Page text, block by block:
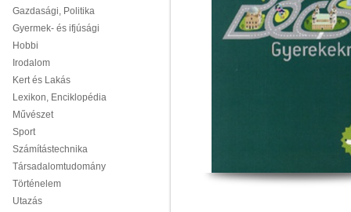
Gazdasági, Politika
Gyermek- és ifjúsági
Hobbi
Irodalom
Kert és Lakás
Lexikon, Enciklopédia
Művészet
Sport
Számítástechnika
Társadalomtudomány
Történelem
Utazás